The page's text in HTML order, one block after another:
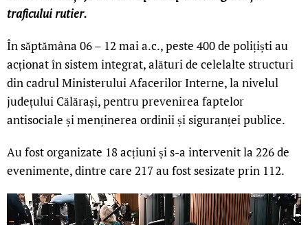
traficului rutier.
În săptămâna 06 – 12 mai a.c., peste 400 de polițiști au
acționat în sistem integrat, alături de celelalte structuri
din cadrul Ministerului Afacerilor Interne, la nivelul
județului Călărași, pentru prevenirea faptelor
antisociale și menținerea ordinii și siguranței publice.
Au fost organizate 18 acțiuni și s-a intervenit la 226 de
evenimente, dintre care 217 au fost sesizate prin 112.